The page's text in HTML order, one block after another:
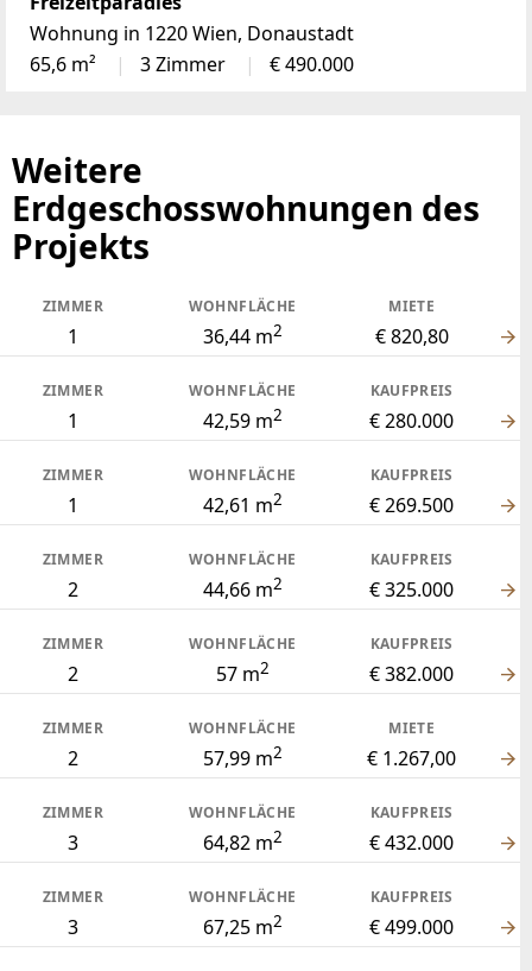
Wohnung in 1220 Wien, Donaustadt
65,6 m²
3 Zimmer € 490.000
Weitere
Erdgeschosswohnungen des
Projekts
ZIMMER
1
WOHNFLÄCHE
36,44 m2
MIETE
€ 820,80
ZIMMER
1
WOHNFLÄCHE
42,59 m2
KAUFPREIS
€ 280.000
ZIMMER
1
WOHNFLÄCHE
42,61 m2
KAUFPREIS
€ 269.500
ZIMMER
2
WOHNFLÄCHE
44,66 m2
KAUFPREIS
€ 325.000
ZIMMER
2
WOHNFLÄCHE
57 m2
KAUFPREIS
€ 382.000
ZIMMER
2
WOHNFLÄCHE
57,99 m2
MIETE
€ 1.267,00
ZIMMER
3
WOHNFLÄCHE
64,82 m2
KAUFPREIS
€ 432.000
ZIMMER
3
WOHNFLÄCHE
67,25 m2
KAUFPREIS
€ 499.000